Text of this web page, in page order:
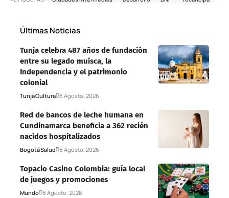
Últimas Noticias
Tunja celebra 487 años de fundación
entre su legado muisca, la
Independencia y el patrimonio
colonial
TunjaCultura 6 Agosto, 2026
Red de bancos de leche humana en
Cundinamarca beneficia a 362 recién
nacidos hospitalizados
BogotáSalud 6 Agosto, 2026
Topacio Casino Colombia: guía local
de juegos y promociones
Mundo 6 Agosto, 2026